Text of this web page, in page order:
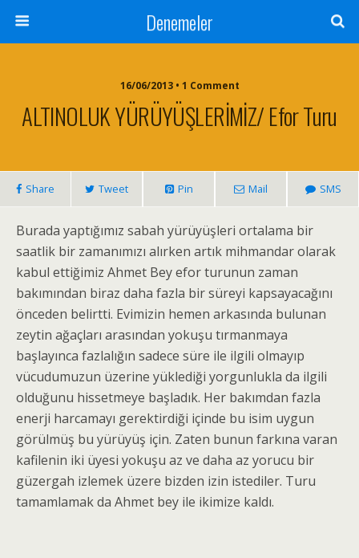
Denemeler
16/06/2013 • 1 Comment
ALTINOLUK YÜRÜYÜŞLERİMİZ/ Efor Turu
Share Tweet Pin Mail SMS
Burada yaptığımız sabah yürüyüşleri ortalama bir
saatlik bir zamanımızı alırken artık mihmandar olarak
kabul ettiğimiz Ahmet Bey efor turunun zaman
bakımından biraz daha fazla bir süreyi kapsayacağını
önceden belirtti. Evimizin hemen arkasında bulunan
zeytin ağaçları arasından yokuşu tırmanmaya
başlayınca fazlalığın sadece süre ile ilgili olmayıp
vücudumuzun üzerine yüklediği yorgunlukla da ilgili
olduğunu hissetmeye başladık. Her bakımdan fazla
enerji harcamayı gerektirdiği içinde bu isim uygun
görülmüş bu yürüyüş için. Zaten bunun farkına varan
kafilenin iki üyesi yokuşu az ve daha az yorucu bir
güzergah izlemek üzere bizden izin istediler. Turu
tamamlamak da Ahmet bey ile ikimize kaldı.